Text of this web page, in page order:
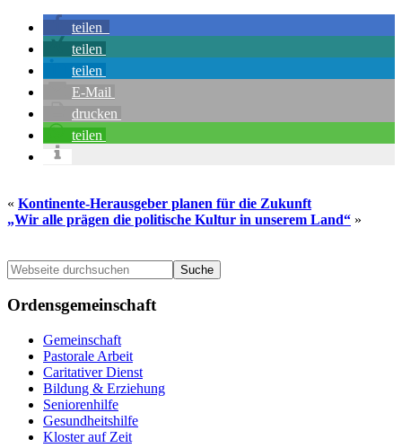
teilen
teilen
teilen
E-Mail
drucken
teilen
« Kontinente-Herausgeber planen für die Zukunft
„Wir alle prägen die politische Kultur in unserem Land“ »
Seitenspalte
Webseite
durchsuchen
Ordensgemeinschaft
Gemeinschaft
Pastorale Arbeit
Caritativer Dienst
Bildung & Erziehung
Seniorenhilfe
Gesundheitshilfe
Kloster auf Zeit